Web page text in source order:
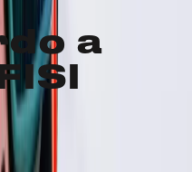
a